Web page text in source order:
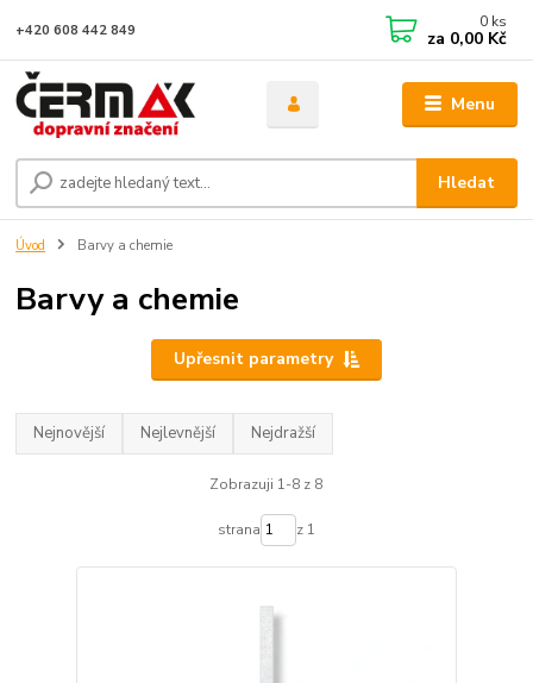
Menu
Hledat
+420 608 442 849 0 ks
za 0,00 Kč
Úvod Barvy a chemie
Barvy a chemie
Upřesnit parametry
Nejnovější Nejlevnější Nejdražší
Zobrazuji 1-8 z 8
strana z 1